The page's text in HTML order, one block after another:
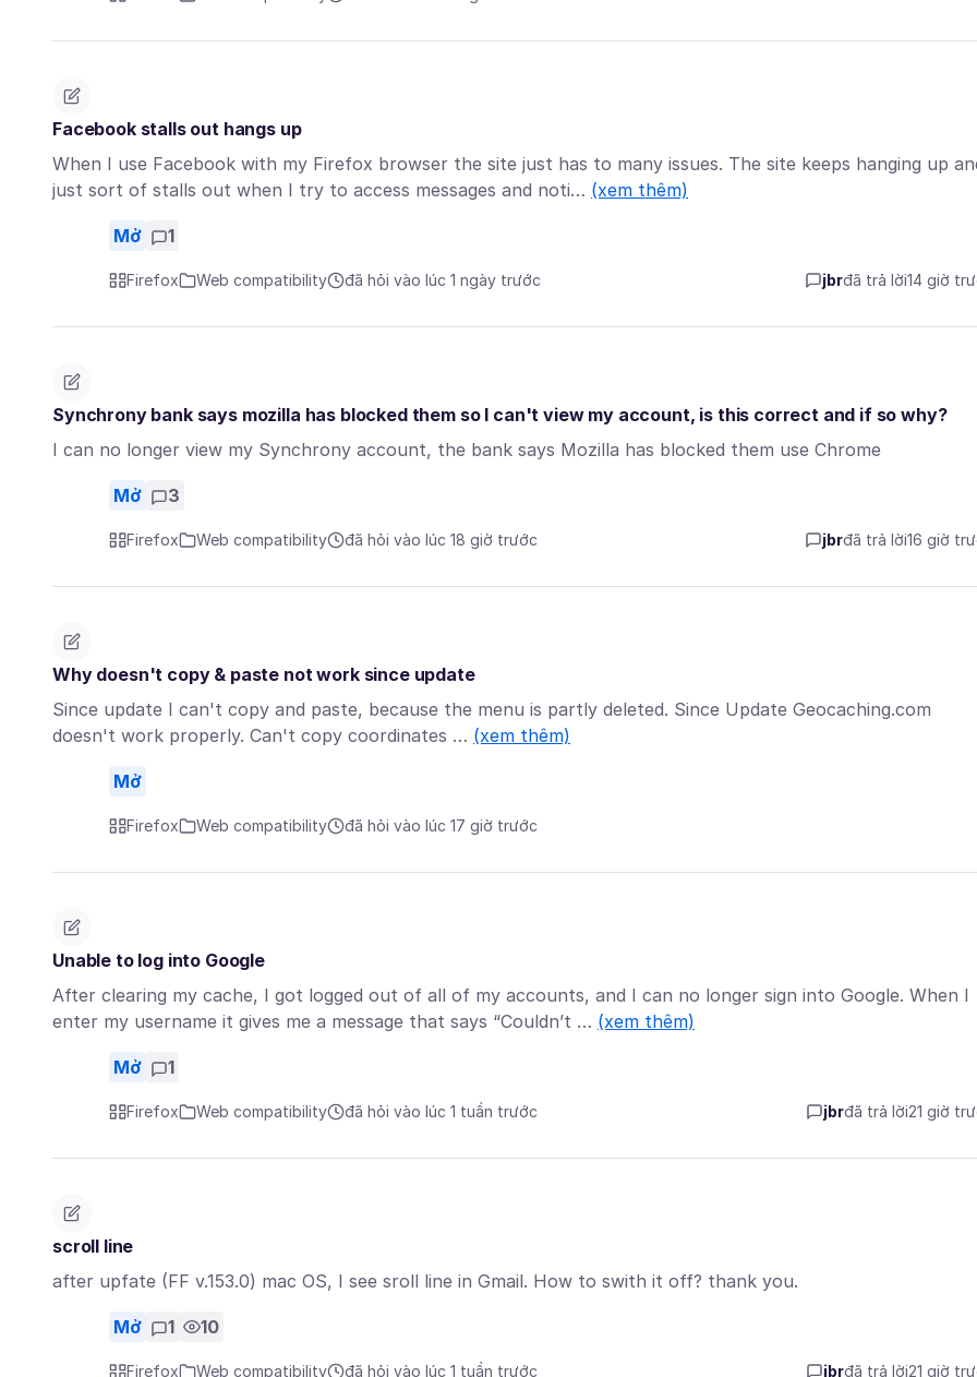
Facebook stalls out hangs up
When I use Facebook with my Firefox browser the site just has to many issues. The site keeps hanging up
just sort of stalls out when I try to access messages and noti… (xem thêm)
Mở 1
Firefox Web compatibility đã hỏi vào lúc 1 ngày trước jbrđã trả lời14 giờ
Synchrony bank says mozilla has blocked them so I can't view my account, is this correct and if so why?
I can no longer view my Synchrony account, the bank says Mozilla has blocked them use Chrome
Mở 3
Firefox Web compatibility đã hỏi vào lúc 18 giờ trước jbrđã trả lời16 giờ
Why doesn't copy & paste not work since update
Since update I can't copy and paste, because the menu is partly deleted. Since Update Geocaching.com
doesn't work properly. Can't copy coordinates … (xem thêm)
Mở
Firefox Web compatibility đã hỏi vào lúc 17 giờ trước
Unable to log into Google
After clearing my cache, I got logged out of all of my accounts, and I can no longer sign into Google. When I
enter my username it gives me a message that says “Couldn’t … (xem thêm)
Mở 1
Firefox Web compatibility đã hỏi vào lúc 1 tuần trước jbrđã trả lời21 giờ
scroll line
after upfate (FF v.153.0) mac OS, I see sroll line in Gmail. How to swith it off? thank you.
Mở 1 10
Firefox Web compatibility đã hỏi vào lúc 1 tuần trước jbrđã trả lời21 giờ